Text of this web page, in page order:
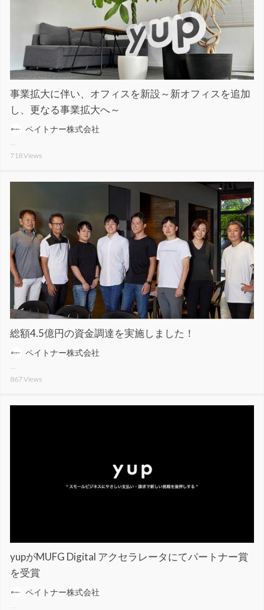
事業拡大に伴い、オフィスを新設～新オフィスを追加
し、更なる事業拡大へ～
ペイトナー株式会社
718Views
総額4.5億円の資金調達を実施しました！
ペイトナー株式会社
867Views
yupがMUFG Digital アクセラレータにてパートナー賞
を受賞
ペイトナー株式会社